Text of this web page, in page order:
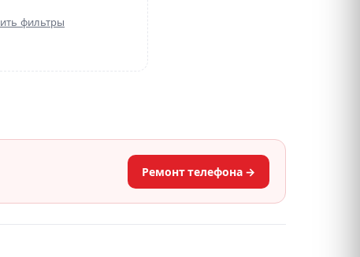
фильтры
Ремонт телефона →